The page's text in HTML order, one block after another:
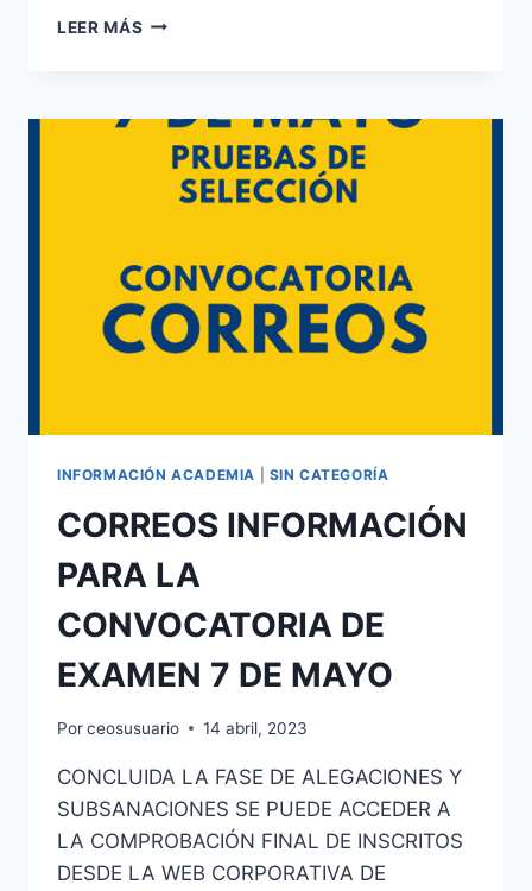
LEER MÁS ESCALA
2ª
PRUEBA
CONVOCATORIA
2022
INFORMACIÓN ACADEMIA SIN CATEGORÍA
CORREOS INFORMACIÓN
PARA LA
CONVOCATORIA DE
EXAMEN 7 DE MAYO
Porceosusuario 14 abril, 2023
CONCLUIDA LA FASE DE ALEGACIONES Y
SUBSANACIONES SE PUEDE ACCEDER A
LA COMPROBACIÓN FINAL DE INSCRITOS
DESDE LA WEB CORPORATIVA DE